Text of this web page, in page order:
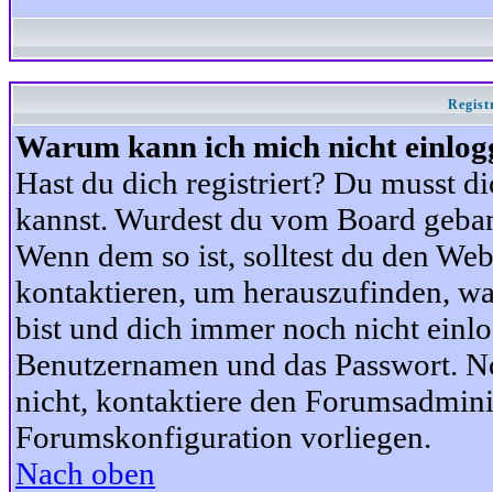
Warum kann ich mich nicht
Hast du dich registriert? Du musst
kannst. Wurdest du vom Board
Wenn dem so ist, solltest du den
kontaktieren, um herauszufinden,
bist und dich immer noch nicht
Benutzernamen und das Passwort.
nicht, kontaktiere den
Forumskonfiguration vorliegen.
Nach oben